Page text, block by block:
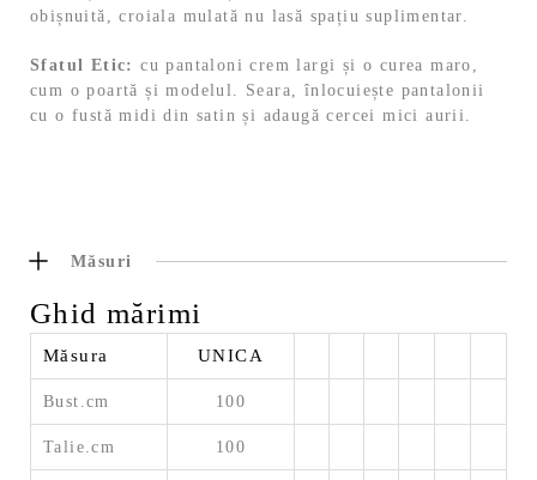
obișnuită, croiala mulată nu lasă spațiu suplimentar.
Sfatul Etic: cu pantaloni crem largi și o curea maro,
cum o poartă și modelul. Seara, înlocuiește pantalonii
cu o fustă midi din satin și adaugă cercei mici aurii.
Măsuri
Ghid mărimi
Măsura UNICA
Bust.cm 100
Talie.cm 100